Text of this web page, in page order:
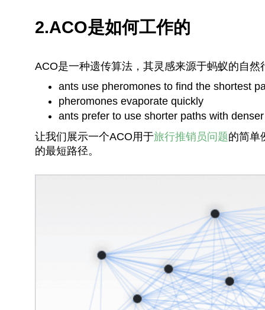
2.ACO是如何工作的
ACO是一种遗传算法，其灵感来源于蚂蚁的自
ants use pheromones to find the shortest
pheromones evaporate quickly
ants prefer to use shorter paths with
让我们展示一个ACO用于旅行推销员问题的简单
的最短路径。